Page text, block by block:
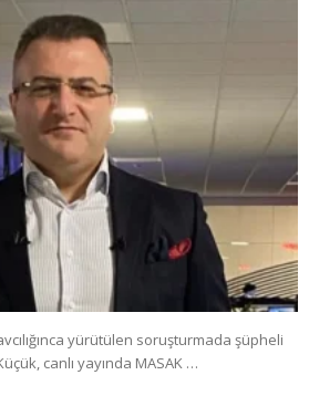
yürütülen soruşturmada şüpheli
canlı yayında MASAK …